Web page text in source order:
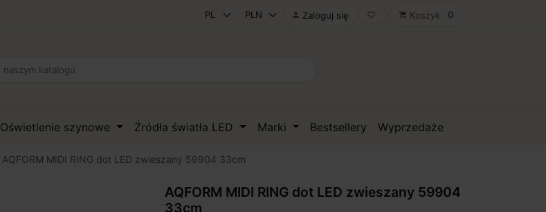
 Zaloguj się favorite_border shopping_cart Koszyk 0
Oświetlenie szynowe Źródła światła LED Marki Bestsellery Wyprzedaże
AQFORM MIDI RING dot LED zwieszany 59904 33cm
AQFORM MIDI RING dot LED zwieszany 59904
33cm